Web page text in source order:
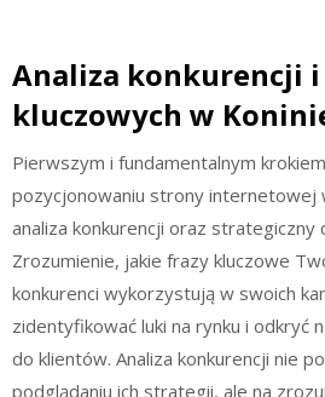
Analiza konkurencji i
kluczowych w
Pierwszym i fundamentalnym
pozycjonowaniu strony internetowej
analiza konkurencji oraz strategiczny
Zrozumienie, jakie frazy kluczowe
konkurenci wykorzystują w swoich
zidentyfikować luki na rynku i odkryć
do klientów. Analiza konkurencji nie
podglądaniu ich strategii, ale na